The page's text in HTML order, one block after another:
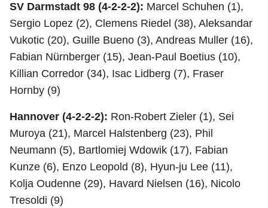
SV Darmstadt 98 (4-2-2-2): Marcel Schuhen (1),
Sergio Lopez (2), Clemens Riedel (38), Aleksandar
Vukotic (20), Guille Bueno (3), Andreas Muller (16),
Fabian Nürnberger (15), Jean-Paul Boetius (10),
Killian Corredor (34), Isac Lidberg (7), Fraser
Hornby (9)
Hannover (4-2-2-2): Ron-Robert Zieler (1), Sei
Muroya (21), Marcel Halstenberg (23), Phil
Neumann (5), Bartlomiej Wdowik (17), Fabian
Kunze (6), Enzo Leopold (8), Hyun-ju Lee (11),
Kolja Oudenne (29), Havard Nielsen (16), Nicolo
Tresoldi (9)